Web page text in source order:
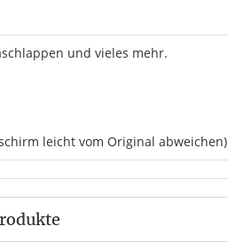
und vieles mehr.
leicht vom Original abweichen)